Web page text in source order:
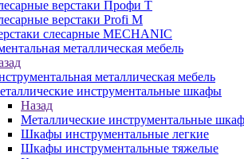
верстаки Профи Т
верстаки Profi M
слесарные MECHANIC
металлическая мебель
металлическая мебель
инструментальные шкафы
Назад
Металлические инструментальные
Шкафы инструментальные легкие
Шкафы инструментальные тяжелые